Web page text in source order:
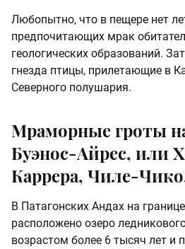
Любопытно, что в пещере нет
предпочитающих мрак
геологических образований.
гнезда птицы, прилетающие в
Северного полушария.
Мраморные гроты
Буэнос-Айрес, или
Каррера, Чиле-
В Патагонских Андах на
расположено озеро
возрастом более 6 тысяч лет